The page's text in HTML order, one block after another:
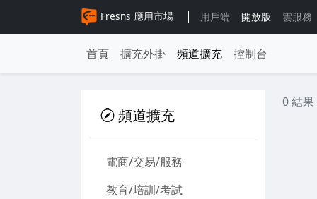
Fresns 應用市場 用戶端 開放版 雲服務
首頁 擴充外掛 頻道擴充 控制台
頻道擴充
電商/交易/服務
教育/培訓/考試
0 結果